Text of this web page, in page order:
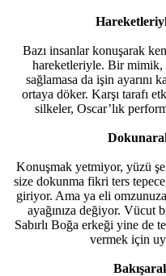
Bazı insanlar konuşarak
hareketleriyle. Bir mimik,
sağlamasa da işin ayarını
ortaya döker. Karşı tarafı
silkeler, Oscar’lık
Konuşmak yetmiyor, yüzü
size dokunma fikri ters
giriyor. Ama ya eli omzunuza
ayağınıza değiyor. Vücut
Sabırlı Boğa erkeği yine de
vermek için